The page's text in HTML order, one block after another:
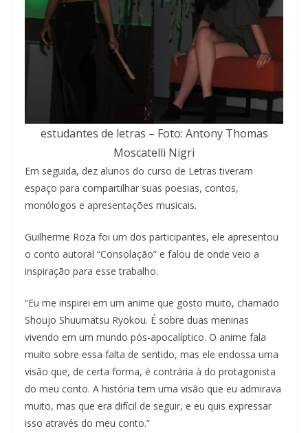
estudantes de letras – Foto: Antony Thomas
Moscatelli Nigri
Em seguida, dez alunos do curso de Letras tiveram
espaço para compartilhar suas poesias, contos,
monólogos e apresentações musicais.
Guilherme Roza foi um dos participantes, ele apresentou
o conto autoral “Consolação” e falou de onde veio a
inspiração para esse trabalho.
“Eu me inspirei em um anime que gosto muito, chamado
Shoujo Shuumatsu Ryokou. É sobre duas meninas
vivendo em um mundo pós-apocalíptico. O anime fala
muito sobre essa falta de sentido, mas ele endossa uma
visão que, de certa forma, é contrária à do protagonista
do meu conto. A história tem uma visão que eu admirava
muito, mas que era difícil de seguir, e eu quis expressar
isso através do meu conto.”